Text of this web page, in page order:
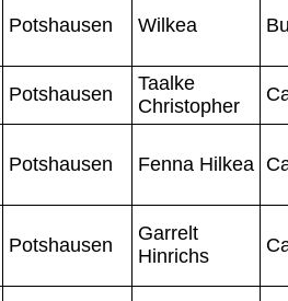
Potshausen Wilkea
Potshausen
Taalke
Christopher
Potshausen Fenna Hilkea
Potshausen
Garrelt
Hinrichs